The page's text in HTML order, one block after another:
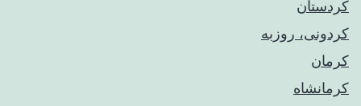
کردستان
کردونی، روزبه
کرمان
کرمانشاه